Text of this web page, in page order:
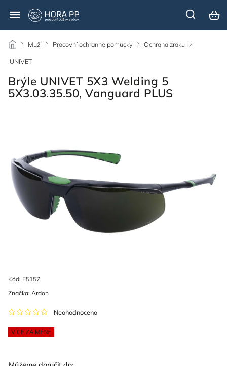
/ Muži / Pracovní ochranné pomůcky / Ochrana zraku /
UNIVET
Brýle UNIVET 5X3 Welding 5
5X3.03.35.50, Vanguard PLUS
Kód: E5157
VÍCE ZA MÉNĚ
Neohodnoceno
Značka: Ardon